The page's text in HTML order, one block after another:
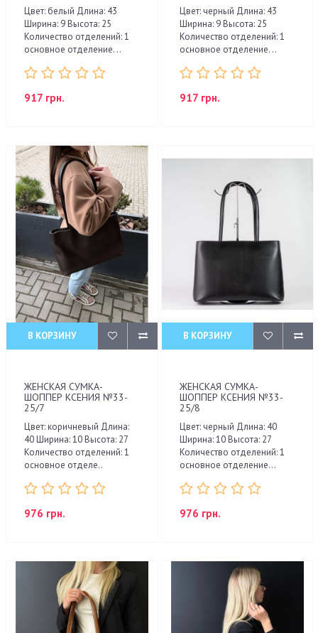
Цвет: белый Длина: 43
Ширина: 9 Высота: 25
Количество отделений: 1
основное отделение. ..
917 грн.
Цвет: черный Длина: 43
Ширина: 9 Высота: 25
Количество отделений: 1
основное отделение. ..
917 грн.
В КОРЗИНУ
ЖЕНСКАЯ СУМКА-
ШОППЕР КСЕНИЯ №33-
25/7
Цвет: коричневый Длина:
40 Ширина: 10 Высота: 27
Количество отделений: 1
основное отделе..
976 грн.
В КОРЗИНУ
ЖЕНСКАЯ СУМКА-
ШОППЕР КСЕНИЯ №33-
25/8
Цвет: черный Длина: 40
Ширина: 10 Высота: 27
Количество отделений: 1
основное отделение...
976 грн.